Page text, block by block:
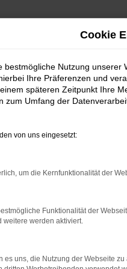
bestimmter Seiten
beheben.
auf dem neuesten
kann auch dazu
Cookie
bestmögliche Nutzung
Ihre Präferenzen und
späteren Zeitpunkt Ihre
zum Umfang der
von uns eingesetzt:
um die Kernfunktionalität der
Funktionalität der
weitere werden aktiviert.
es uns, die Nutzung der Webseite